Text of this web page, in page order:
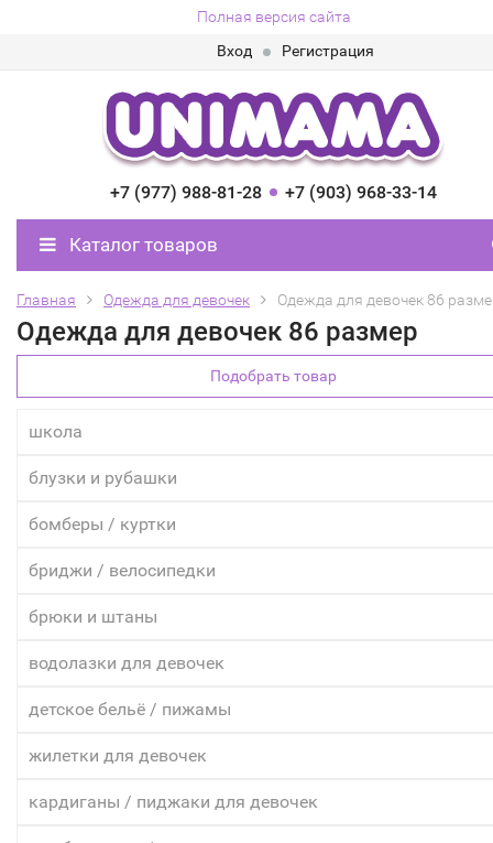
Полная версия сайта
Вход
Регистрация
+7 (977) 988-81-28 +7 (903) 968-33-14
Каталог товаров
Главная Одежда для девочек Одежда для девочек 86
Одежда для девочек 86 размер
Подобрать товар
школа
блузки и рубашки
бомберы / куртки
бриджи / велосипедки
брюки и штаны
водолазки для девочек
детское бельё / пижамы
жилетки для девочек
кардиганы / пиджаки для девочек